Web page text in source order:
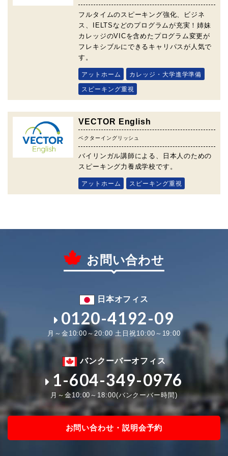
フルタイムのスピーキング強化、ビジネ
ス、IELTSなどのプログラムが充実！姉妹
カレッジのVICを含めたプログラム変更が
フレキシブルにできるキャリパスが人気で
す。
アットホーム カレッジ・大学進学準備
スピーキング重視
VECTOR English
ベクターイングリッシュ
バイリンガル講師による、日本人のための
スピーキング力養成学校です。
アットホーム スピーキング重視
お問い合わせ
日本オフィス
0120-4192-09
月～金10:00～20:00 土日祝10:00～19:00
バンクーバーオフィス
1-604-349-0976
月～金10:00～18:00(バンクーバー時間)
お問い合わせ・説明会予約